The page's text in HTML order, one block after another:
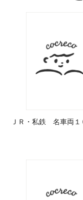
ＪＲ・私鉄 名車両１